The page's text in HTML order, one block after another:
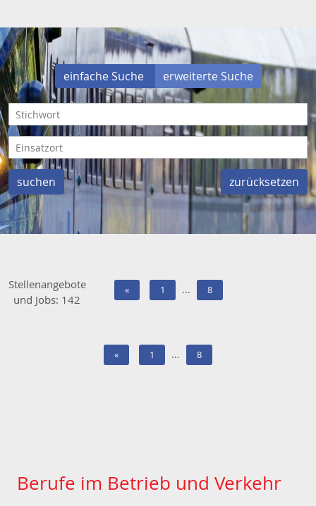
einfache Suche erweiterte Suche
Stellenangebote
und Jobs: 142
« 1 … 8
« 1 … 8
Berufe im Betrieb und Verkehr